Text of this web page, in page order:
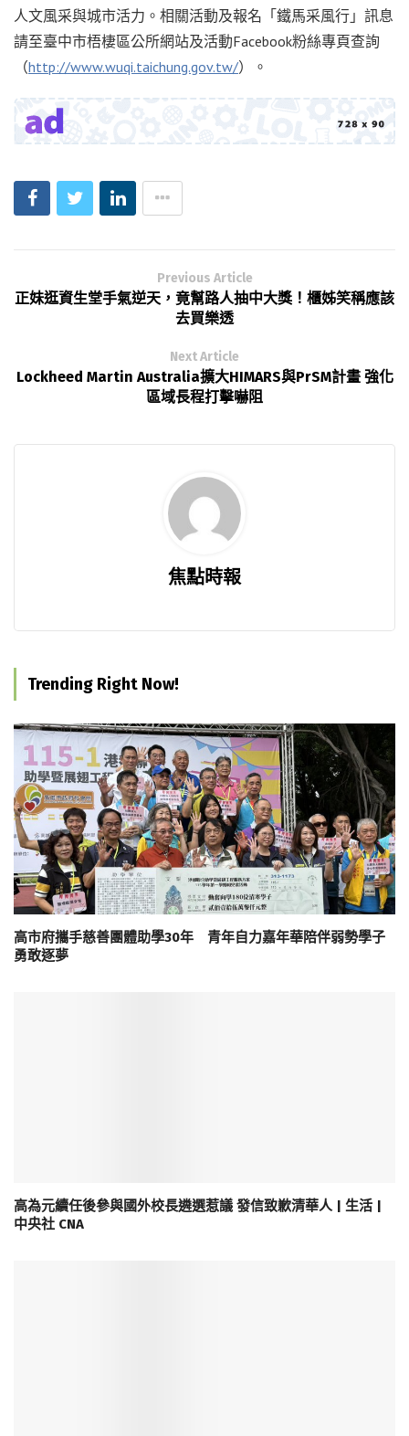
人文風采與城市活力。相關活動及報名「鐵馬采風行」訊息
請至臺中市梧棲區公所網站及活動Facebook粉絲專頁查詢
（http://www.wuqi.taichung.gov.tw/）。
Previous Article
正妹逛資生堂手氣逆天，竟幫路人抽中大獎！櫃姊笑稱應該
去買樂透
Next Article
Lockheed Martin Australia擴大HIMARS與PrSM計畫 強化
區域長程打擊嚇阻
焦點時報
Trending Right Now!
高市府攜手慈善團體助學30年 青年自力嘉年華陪伴弱勢學子
勇敢逐夢
高為元續任後參與國外校長遴選惹議 發信致歉清華人 | 生活 |
中央社 CNA